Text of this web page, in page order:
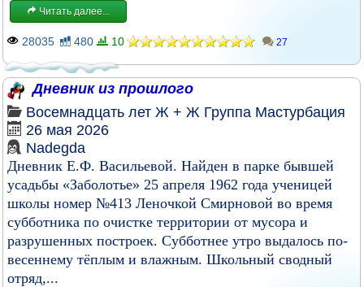
Читать далее...
28035 480 10 27
Дневник из прошлого
Восемнадцать лет Ж + Ж Группа Мастурбация
26 мая 2026
Nadegda
Дневник Е.Ф. Васильевой. Найден в парке бывшей
усадьбы «Заболотье» 25 апреля 1962 года ученицей
школы номер №413 Леночкой Смирновой во время
субботника по очистке территории от мусора и
разрушенных построек. Субботнее утро выдалось по-
весеннему тёплым и влажным. Школьный сводный
отряд,...